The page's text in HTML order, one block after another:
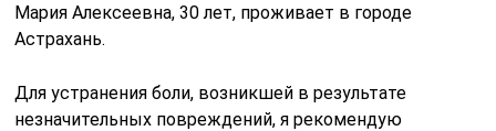
Мария Алексеевна, 30 лет, проживает в городе
Астрахань.
Для устранения боли, возникшей в результате
незначительных повреждений, я рекомендую